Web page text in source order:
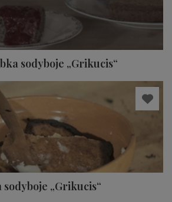
sodyboje „Grikucis“
„Grikucis“